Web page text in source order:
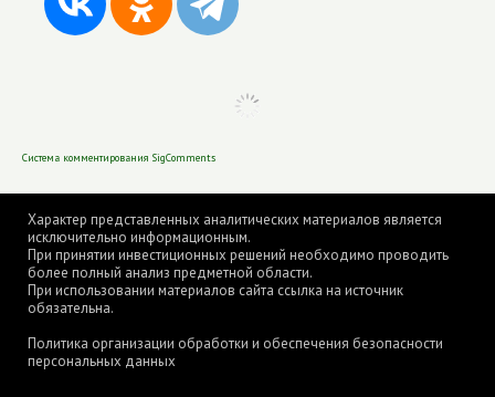
Характер представленных аналитических материалов является
исключительно информационным.
При принятии инвестиционных решений необходимо проводить
более полный анализ предметной области.
При использовании материалов сайта ссылка на источник
обязательна.
Политика организации обработки и обеспечения безопасности
персональных данных